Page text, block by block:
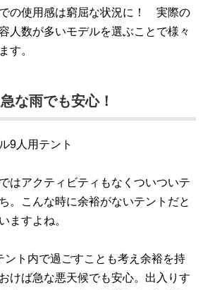
の使用感は窮屈な状況に！ 実際の
人数が多いモデルを選ぶことで様々
す。
な雨でも安心！
はアクティビティもなくついついテ
。こんな時に余裕がないテントだと
ますよね。
ント内で過ごすことも考え余裕を持
けば急な悪天候でも安心。出入りす